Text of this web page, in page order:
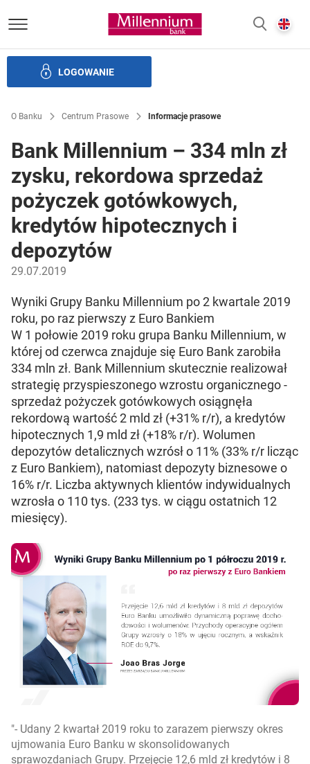
Bank Millennium homepage
LOGOWANIE
O Banku Centrum Prasowe Informacje prasowe
Bank Millennium – 334 mln zł
zysku, rekordowa sprzedaż
pożyczek gotówkowych,
kredytów hipotecznych i
depozytów
29.07.2019
Wyniki Grupy Banku Millennium po 2 kwartale 2019
roku, po raz pierwszy z Euro Bankiem
W 1 połowie 2019 roku grupa Banku Millennium, w
której od czerwca znajduje się Euro Bank zarobiła
334 mln zł. Bank Millennium skutecznie realizował
strategię przyspieszonego wzrostu organicznego -
sprzedaż pożyczek gotówkowych osiągnęła
rekordową wartość 2 mld zł (+31% r/r), a kredytów
hipotecznych 1,9 mld zł (+18% r/r). Wolumen
depozytów detalicznych wzrósł o 11% (33% r/r licząc
z Euro Bankiem), natomiast depozyty biznesowe o
16% r/r. Liczba aktywnych klientów indywidualnych
wzrosła o 110 tys. (233 tys. w ciągu ostatnich 12
miesięcy).
- Udany 2 kwartał 2019 roku to zarazem pierwszy okres
ujmowania Euro Banku w skonsolidowanych
sprawozdaniach Grupy. Przejęcie 12,6 mld zł kredytów i 8